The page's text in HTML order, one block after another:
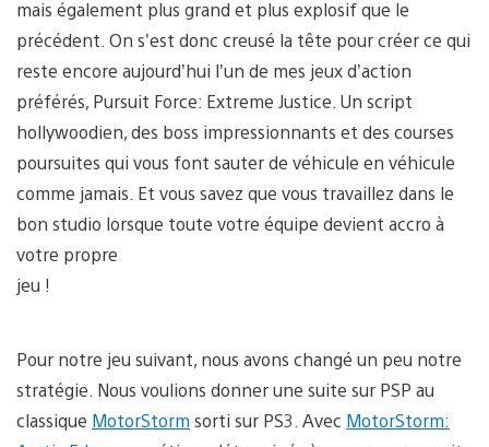
mais également plus grand et plus explosif que le
précédent. On s’est donc creusé la tête pour créer ce qui
reste encore aujourd’hui l’un de mes jeux d’action
préférés, Pursuit Force: Extreme Justice. Un script
hollywoodien, des boss impressionnants et des courses
poursuites qui vous font sauter de véhicule en véhicule
comme jamais. Et vous savez que vous travaillez dans le
bon studio lorsque toute votre équipe devient accro à
votre propre
jeu !
Pour notre jeu suivant, nous avons changé un peu notre
stratégie. Nous voulions donner une suite sur PSP au
classique MotorStorm sorti sur PS3. Avec MotorStorm: